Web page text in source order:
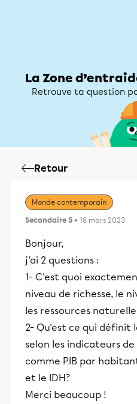
La Zone
Retrouve ta question
Retour
Monde contemporain
Secondaire 5 • 18 mars 2023
Bonjour,
j'ai 2 questions :
1- C'est quoi
niveau de richesse, le
les ressources
2- Qu'est ce qui définit
selon les indicateurs
comme PIB par
et le IDH?
Merci beaucoup !